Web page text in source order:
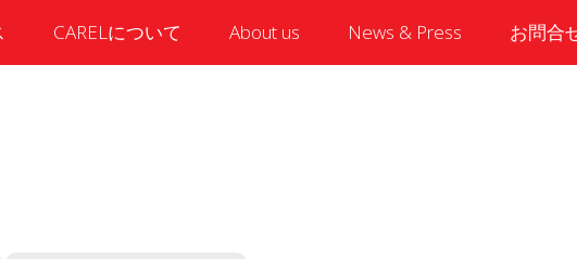
CARELについて About us News & Press お問合